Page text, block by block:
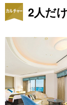
2人だ